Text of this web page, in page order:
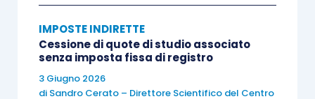
delle condizioni di legge, anche in caso di
acquisto effettuato in sede di espropriazione
forzata o a seguito di pubblico incanto
IMPOSTE INDIRETTE
Cessione di quote di studio associato
senza imposta fissa di registro
3 Giugno 2026
di Sandro Cerato – Direttore Scientifico del Centro